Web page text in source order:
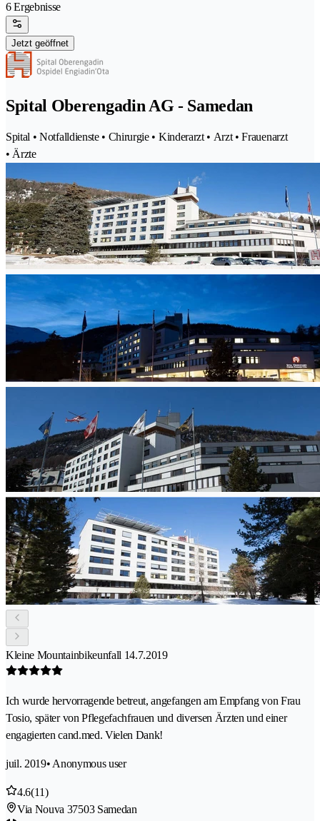
6 Ergebnisse
Jetzt geöffnet
Spital Oberengadin AG - Samedan
Spital • Notfalldienste • Chirurgie • Kinderarzt • Arzt • Frauenarzt
• Ärzte
Kleine Mountainbikeunfall 14.7.2019
Ich wurde hervorragende betreut, angefangen am Empfang von Frau
Tosio, später von Pflegefachfrauen und diversen Ärzten und einer
engagierten cand.med. Vielen Dank!
juil. 2019• Anonymous user
4.6(11)
Via Nouva 37503 Samedan